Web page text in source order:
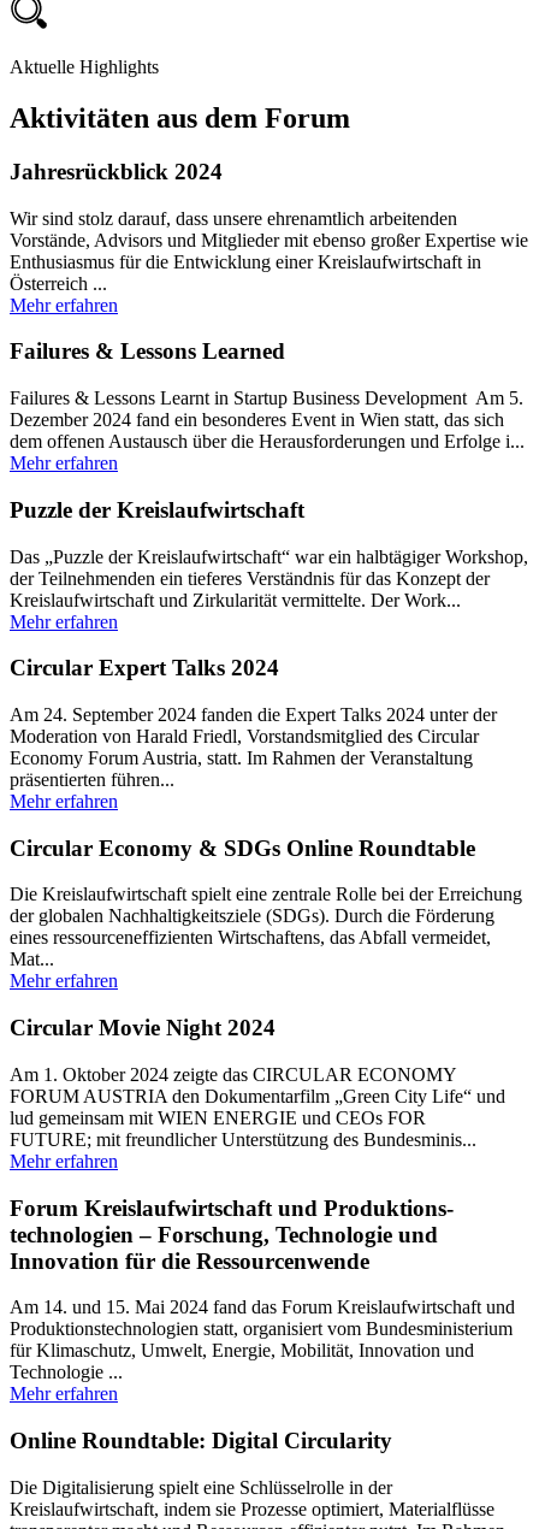
Aktuelle Highlights
Aktivitäten aus dem Forum
Jahresrückblick 2024
Wir sind stolz darauf, dass unsere ehrenamtlich arbeitenden
Vorstände, Advisors und Mitglieder mit ebenso großer Expertise wie
Enthusiasmus für die Entwicklung einer Kreislaufwirtschaft in
Österreich ...
Mehr erfahren
Failures & Lessons Learned
Failures & Lessons Learnt in Startup Business Development Am 5.
Dezember 2024 fand ein besonderes Event in Wien statt, das sich
dem offenen Austausch über die Herausforderungen und Erfolge i...
Mehr erfahren
Puzzle der Kreislaufwirtschaft
Das „Puzzle der Kreislaufwirtschaft“ war ein halbtägiger Workshop,
der Teilnehmenden ein tieferes Verständnis für das Konzept der
Kreislaufwirtschaft und Zirkularität vermittelte. Der Work...
Mehr erfahren
Circular Expert Talks 2024
Am 24. September 2024 fanden die Expert Talks 2024 unter der
Moderation von Harald Friedl, Vorstandsmitglied des Circular
Economy Forum Austria, statt. Im Rahmen der Veranstaltung
präsentierten führen...
Mehr erfahren
Circular Economy & SDGs Online Roundtable
Die Kreislaufwirtschaft spielt eine zentrale Rolle bei der Erreichung
der globalen Nachhaltigkeitsziele (SDGs). Durch die Förderung
eines ressourceneffizienten Wirtschaftens, das Abfall vermeidet,
Mat...
Mehr erfahren
Circular Movie Night 2024
Am 1. Oktober 2024 zeigte das CIRCULAR ECONOMY
FORUM AUSTRIA den Dokumentarfilm „Green City Life“ und
lud gemeinsam mit WIEN ENERGIE und CEOs FOR
FUTURE; mit freundlicher Unterstützung des Bundesminis...
Mehr erfahren
Forum Kreislaufwirtschaft und Produktions­
technologien – Forschung, Technologie und
Innovation für die Ressourcenwende
Am 14. und 15. Mai 2024 fand das Forum Kreislaufwirtschaft und
Produktionstechnologien statt, organisiert vom Bundesministerium
für Klimaschutz, Umwelt, Energie, Mobilität, Innovation und
Technologie ...
Mehr erfahren
Online Roundtable: Digital Circularity
Die Digitalisierung spielt eine Schlüsselrolle in der
Kreislaufwirtschaft, indem sie Prozesse optimiert, Materialflüsse